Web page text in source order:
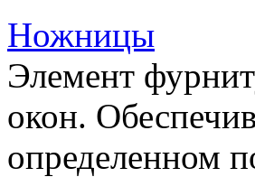
Ножницы
Элемент
окон.
определенном